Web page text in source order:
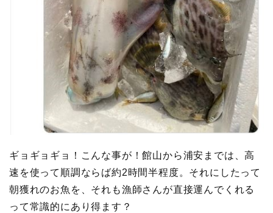
ギョギョギョ！こんな事が！館山から浦安までは、高
速を使って順調ならば約2時間半程度。それにしたって
朝獲れのお魚を、それも漁師さんが直接運んでくれる
って常識的にあり得ます？